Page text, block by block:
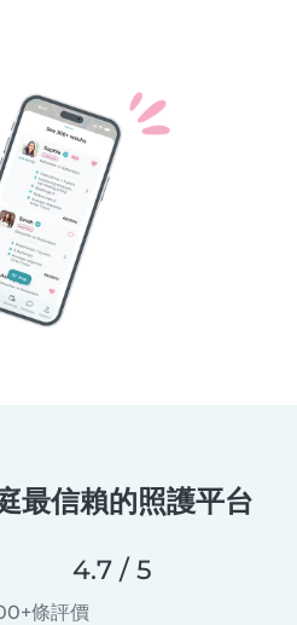
最信賴的照護平台
4.7 / 5
條評價